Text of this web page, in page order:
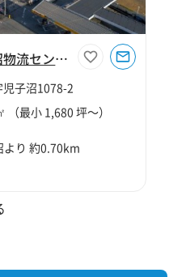
【栃木県鹿沼市】鹿沼物流センター
子沼1078-2
（最小 1,680 坪～）
り 約0.70km